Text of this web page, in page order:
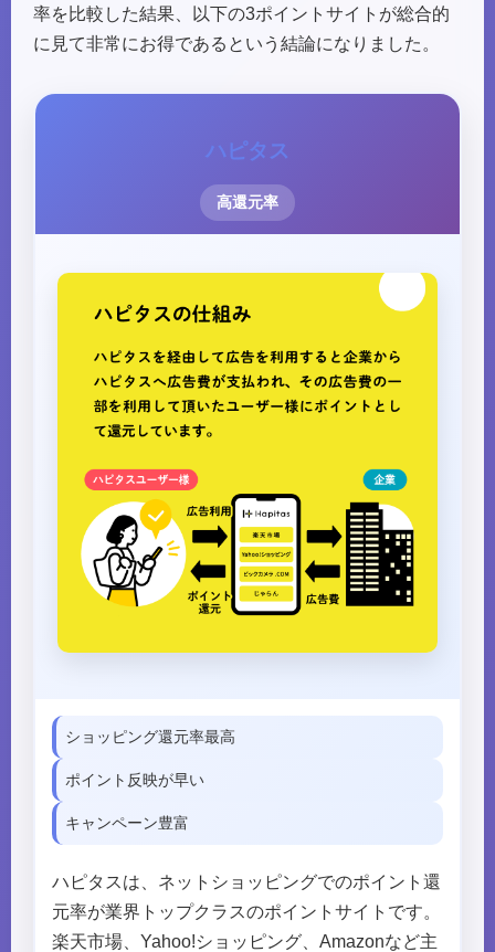
率を比較した結果、以下の3ポイントサイトが総合的
に見て非常にお得であるという結論になりました。
ハピタス
高還元率
ショッピング還元率最高
ポイント反映が早い
キャンペーン豊富
ハピタスは、ネットショッピングでのポイント還
元率が業界トップクラスのポイントサイトです。
楽天市場、Yahoo!ショッピング、Amazonなど主